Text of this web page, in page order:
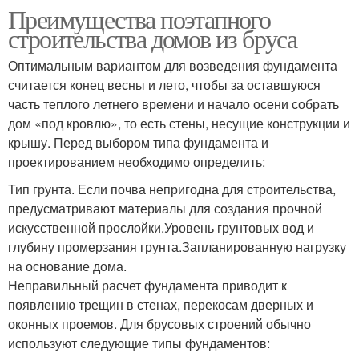
Преимущества поэтапного
строительства домов из бруса
Оптимальным вариантом для возведения фундамента
считается конец весны и лето, чтобы за оставшуюся
часть теплого летнего времени и начало осени собрать
дом «под кровлю», то есть стены, несущие конструкции и
крышу. Перед выбором типа фундамента и
проектированием необходимо определить:
Тип грунта. Если почва непригодна для строительства,
предусматривают материалы для создания прочной
искусственной прослойки.Уровень грунтовых вод и
глубину промерзания грунта.Запланированную нагрузку
на основание дома.
Неправильный расчет фундамента приводит к
появлению трещин в стенах, перекосам дверных и
оконных проемов. Для брусовых строений обычно
используют следующие типы фундаментов: